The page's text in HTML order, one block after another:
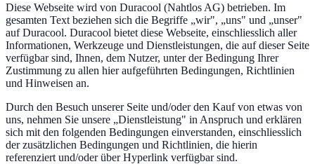
Diese Webseite wird von Duracool (Nahtlos AG) betrieben. Im
gesamten Text beziehen sich die Begriffe „wir", „uns" und „unser"
auf Duracool. Duracool bietet diese Webseite, einschliesslich aller
Informationen, Werkzeuge und Dienstleistungen, die auf dieser Seite
verfügbar sind, Ihnen, dem Nutzer, unter der Bedingung Ihrer
Zustimmung zu allen hier aufgeführten Bedingungen, Richtlinien
und Hinweisen an.
Durch den Besuch unserer Seite und/oder den Kauf von etwas von
uns, nehmen Sie unsere „Dienstleistung" in Anspruch und erklären
sich mit den folgenden Bedingungen einverstanden, einschliesslich
der zusätzlichen Bedingungen und Richtlinien, die hierin
referenziert und/oder über Hyperlink verfügbar sind.